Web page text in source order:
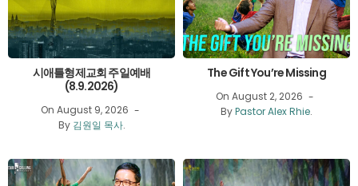
시애틀형제교회 주일예배
(8.9.2026)
On August 9, 2026
By 김원일 목사.
The Gift You’re Missing
On August 2, 2026
ByPastor Alex Rhie.